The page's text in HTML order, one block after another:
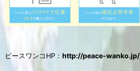
ピースワンコHP： http://peace-wanko.jp/